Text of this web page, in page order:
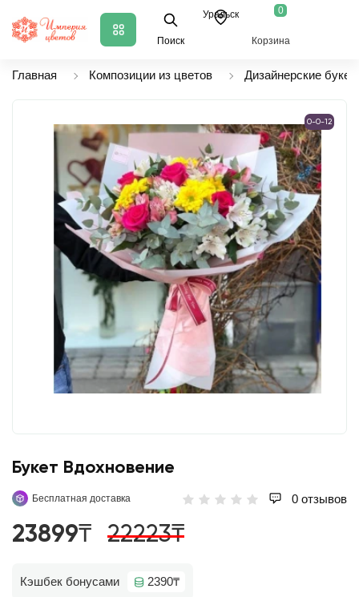
Поиск
Уральск 0
Корзина
Главная Композиции из цветов Дизайнерские
0-0-12
Букет Вдохновение
Бесплатная доставка 0 отзывов
23899₸ 22223₸
Кэшбек бонусами 2390₸